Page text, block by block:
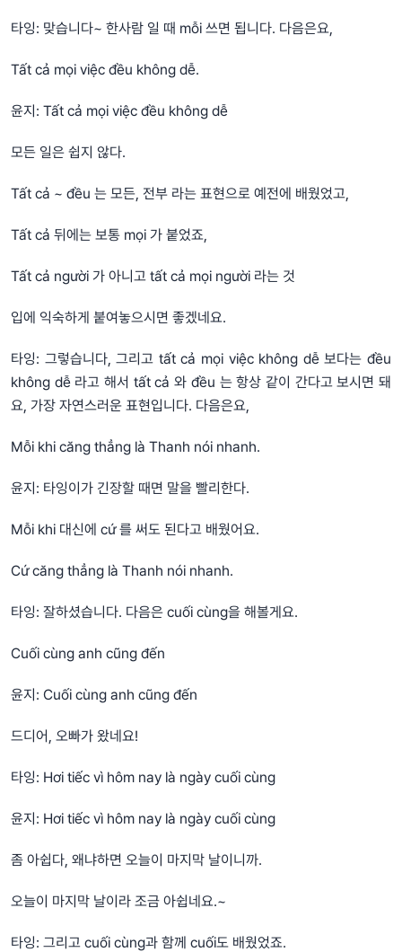
타잉: 맞습니다~ 한사람 일 때 mỗi 쓰면 됩니다. 다음은요,
Tất cả mọi việc đều không dễ.
윤지: Tất cả mọi việc đều không dễ
모든 일은 쉽지 않다.
Tất cả ~ đều 는 모든, 전부 라는 표현으로 예전에 배웠었고,
Tất cả 뒤에는 보통 mọi 가 붙었죠,
Tất cả người 가 아니고 tất cả mọi người 라는 것
입에 익숙하게 붙여놓으시면 좋겠네요.
타잉: 그렇습니다, 그리고 tất cả mọi việc không dễ 보다는 đều
không dễ 라고 해서 tất cả 와 đều 는 항상 같이 간다고 보시면 돼
요, 가장 자연스러운 표현입니다. 다음은요,
Mỗi khi căng thẳng là Thanh nói nhanh.
윤지: 타잉이가 긴장할 때면 말을 빨리한다.
Mỗi khi 대신에 cứ 를 써도 된다고 배웠어요.
Cứ căng thẳng là Thanh nói nhanh.
타잉: 잘하셨습니다. 다음은 cuối cùng을 해볼게요.
Cuối cùng anh cũng đến
윤지: Cuối cùng anh cũng đến
드디어, 오빠가 왔네요!
타잉: Hơi tiếc vì hôm nay là ngày cuối cùng
윤지: Hơi tiếc vì hôm nay là ngày cuối cùng
좀 아쉽다, 왜냐하면 오늘이 마지막 날이니까.
오늘이 마지막 날이라 조금 아쉽네요.~
타잉: 그리고 cuối cùng과 함께 cuối도 배웠었죠.